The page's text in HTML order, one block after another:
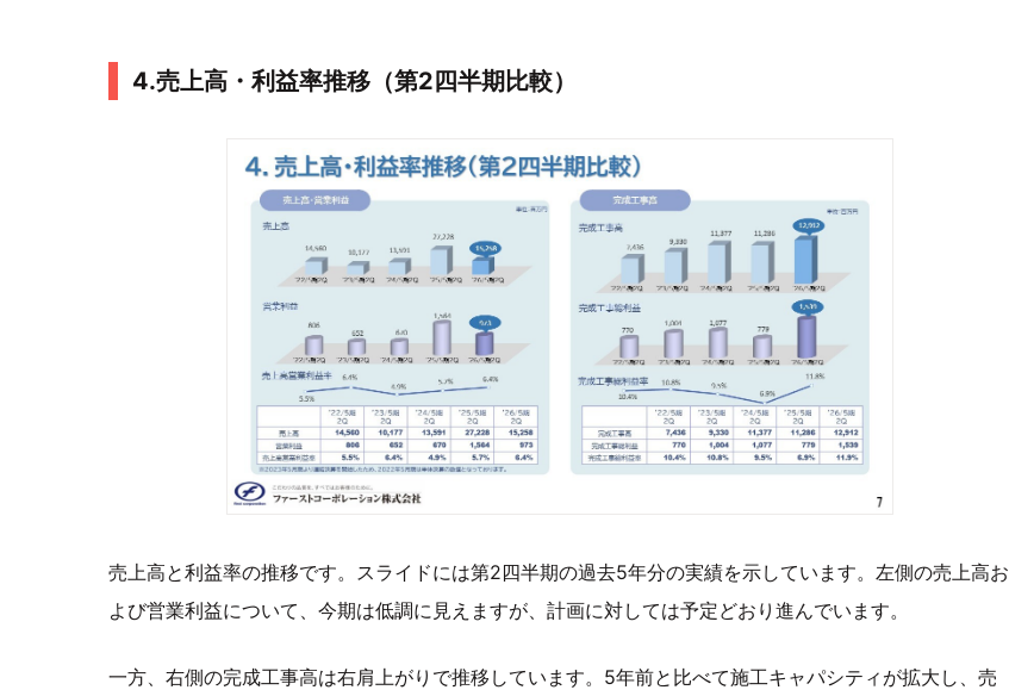
4.売上高・利益率推移（第2四半期比較）
売上高と利益率の推移です。スライドには第2四半期の過去5年分の実績を示しています。左側の売上高お
よび営業利益について、今期は低調に見えますが、計画に対しては予定どおり進んでいます。
一方、右側の完成工事高は右肩上がりで推移しています。5年前と比べて施工キャパシティが拡大し、売